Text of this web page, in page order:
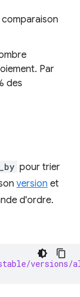
Par
des
pour trier
version et
d'ordre.